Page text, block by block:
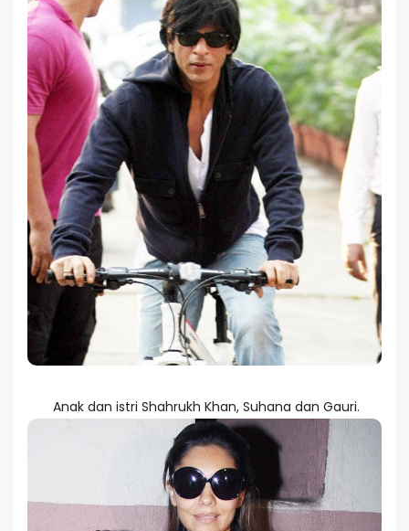
Anak dan istri Shahrukh Khan, Suhana dan Gauri.